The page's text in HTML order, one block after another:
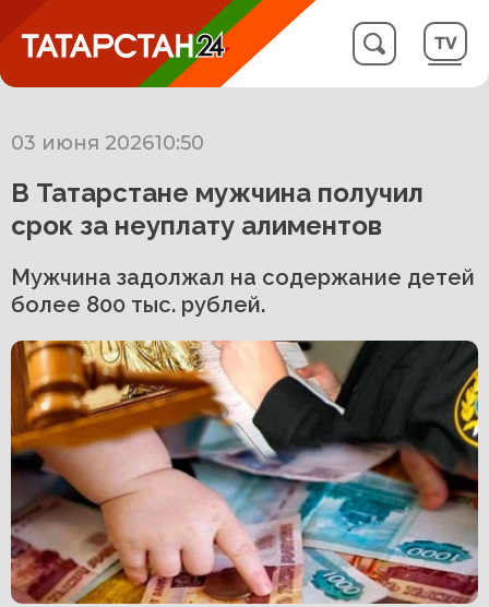
03 июня 202610:50
В Татарстане мужчина получил
срок за неуплату алиментов
Мужчина задолжал на содержание детей
более 800 тыс. рублей.